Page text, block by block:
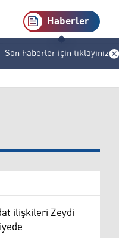
Haberler
Son haberler için tıklayınız
ilişkileri Zeydi